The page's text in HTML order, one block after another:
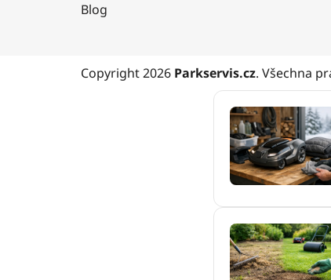
Blog
Copyright 2026 Parkservis.cz. Všechna